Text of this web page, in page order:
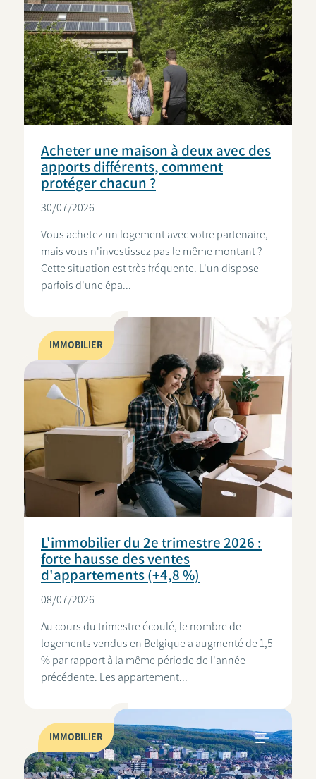
Acheter une maison à deux avec des
apports différents, comment
protéger chacun ?
30/07/2026
Vous achetez un logement avec votre partenaire,
mais vous n'investissez pas le même montant ?
Cette situation est très fréquente. L'un dispose
parfois d'une épa...
IMMOBILIER
L'immobilier du 2e trimestre 2026 :
forte hausse des ventes
d'appartements (+4,8 %)
08/07/2026
Au cours du trimestre écoulé, le nombre de
logements vendus en Belgique a augmenté de 1,5
% par rapport à la même période de l'année
précédente. Les appartement...
IMMOBILIER